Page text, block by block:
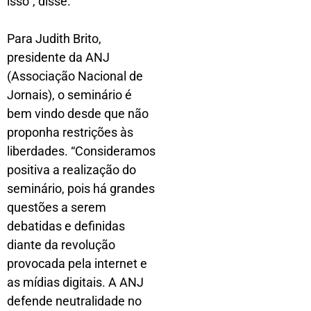
Para Judith Brito,
presidente da ANJ
(Associação Nacional de
Jornais), o seminário é
bem vindo desde que não
proponha restrições às
liberdades. “Consideramos
positiva a realização do
seminário, pois há grandes
questões a serem
debatidas e definidas
diante da revolução
provocada pela internet e
as mídias digitais. A ANJ
defende neutralidade no